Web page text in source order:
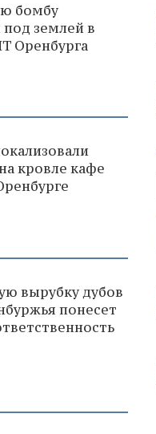
бомбу
землей в
Оренбурга
кровле кафе
вырубку дубов
понесет